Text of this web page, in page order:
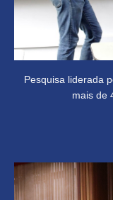
Pesquisa liderada
mais de